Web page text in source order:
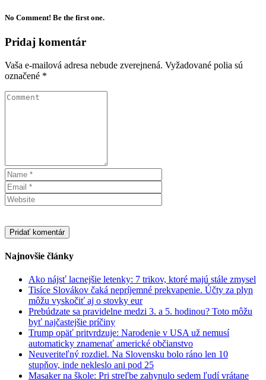
No Comment! Be the first one.
Pridaj komentár
Vaša e-mailová adresa nebude zverejnená. Vyžadované polia sú
označené *
Najnovšie články
Ako nájsť lacnejšie letenky: 7 trikov, ktoré majú stále zmysel
Tisíce Slovákov čaká nepríjemné prekvapenie. Účty za plyn
môžu vyskočiť aj o stovky eur
Prebúdzate sa pravidelne medzi 3. a 5. hodinou? Toto môžu
byť najčastejšie príčiny
Trump opäť pritvrdzuje: Narodenie v USA už nemusí
automaticky znamenať americké občianstvo
Neuveriteľný rozdiel. Na Slovensku bolo ráno len 10
stupňov, inde nekleslo ani pod 25
Masaker na škole: Pri streľbe zahynulo sedem ľudí vrátane